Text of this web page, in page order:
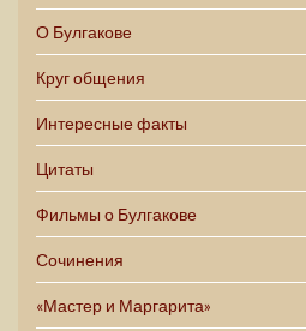
О Булгакове
Круг общения
Интересные факты
Цитаты
Фильмы о Булгакове
Сочинения
«Мастер и Маргарита»